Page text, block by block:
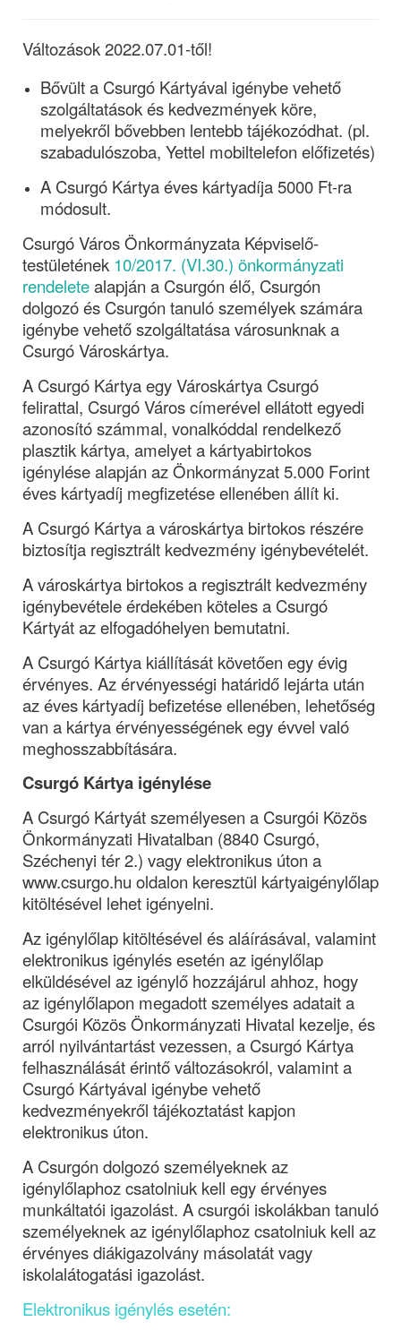
Változások 2022.07.01-től!
Bővült a Csurgó Kártyával igénybe vehető
szolgáltatások és kedvezmények köre,
melyekről bővebben lentebb tájékozódhat. (pl.
szabadulószoba, Yettel mobiltelefon előfizetés)
A Csurgó Kártya éves kártyadíja 5000 Ft-ra
módosult.
Csurgó Város Önkormányzata Képviselő-
testületének 10/2017. (VI.30.) önkormányzati
rendelete alapján a Csurgón élő, Csurgón
dolgozó és Csurgón tanuló személyek számára
igénybe vehető szolgáltatása városunknak a
Csurgó Városkártya.
A Csurgó Kártya egy Városkártya Csurgó
felirattal, Csurgó Város címerével ellátott egyedi
azonosító számmal, vonalkóddal rendelkező
plasztik kártya, amelyet a kártyabirtokos
igénylése alapján az Önkormányzat 5.000 Forint
éves kártyadíj megfizetése ellenében állít ki.
A Csurgó Kártya a városkártya birtokos részére
biztosítja regisztrált kedvezmény igénybevételét.
A városkártya birtokos a regisztrált kedvezmény
igénybevétele érdekében köteles a Csurgó
Kártyát az elfogadóhelyen bemutatni.
A Csurgó Kártya kiállítását követően egy évig
érvényes. Az érvényességi határidő lejárta után
az éves kártyadíj befizetése ellenében, lehetőség
van a kártya érvényességének egy évvel való
meghosszabbítására.
Csurgó Kártya igénylése
A Csurgó Kártyát személyesen a Csurgói Közös
Önkormányzati Hivatalban (8840 Csurgó,
Széchenyi tér 2.) vagy elektronikus úton a
www.csurgo.hu oldalon keresztül kártyaigénylőlap
kitöltésével lehet igényelni.
Az igénylőlap kitöltésével és aláírásával, valamint
elektronikus igénylés esetén az igénylőlap
elküldésével az igénylő hozzájárul ahhoz, hogy
az igénylőlapon megadott személyes adatait a
Csurgói Közös Önkormányzati Hivatal kezelje, és
arról nyilvántartást vezessen, a Csurgó Kártya
felhasználását érintő változásokról, valamint a
Csurgó Kártyával igénybe vehető
kedvezményekről tájékoztatást kapjon
elektronikus úton.
A Csurgón dolgozó személyeknek az
igénylőlaphoz csatolniuk kell egy érvényes
munkáltatói igazolást. A csurgói iskolákban tanuló
személyeknek az igénylőlaphoz csatolniuk kell az
érvényes diákigazolvány másolatát vagy
iskolalátogatási igazolást.
Elektronikus igénylés esetén: